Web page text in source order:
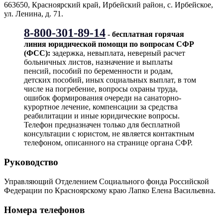
663650, Красноярский край, Ирбейский район, с. Ирбейское,
ул. Ленина, д. 71.
8-800-301-89-14 - бесплатная горячая
линия юридической помощи по вопросам CФР
(ФСС): задержка, невыплата, неверный расчет
больничных листов, назначение и выплаты
пенсий, пособий по беременности и родам,
детских пособий, иных социальных выплат, в том
числе на погребение, вопросы охраны труда,
ошибок формирования очереди на санаторно-
курортное лечение, компенсации за средства
реабилитации и иные юридические вопросы.
Телефон предназначен только для бесплатной
консультации с юристом, не является контактным
телефоном, описанного на странице органа СФР.
Руководство
Управляющий Отделением Социального фонда Российской
Федерации по Красноярскому краю Лапко Елена Васильевна.
Номера телефонов